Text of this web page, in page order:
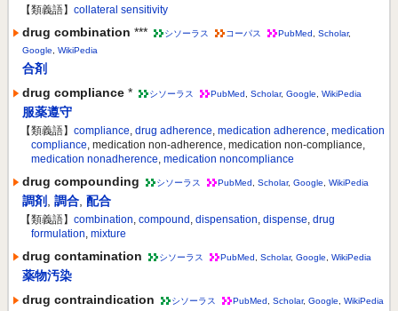
【類義語】 collateral sensitivity
drug combination *** シソーラス コーパス PubMed Scholar,
Google
WikiPedia
合剤
drug compliance * シソーラス PubMed Scholar, Google WikiPedia
服薬遵守
【類義語】 compliance, drug adherence, medication adherence, medication
compliance, medication non-adherence, medication non-compliance,
medication nonadherence, medication noncompliance
drug compounding シソーラス PubMed Scholar, Google WikiPedia
調剤 調合 配合
【類義語】 combination, compound , dispensation, dispense, drug
formulation, mixture
drug contamination シソーラス PubMed Scholar, Google WikiPedia
薬物汚染
drug contraindication
シソーラス PubMed Scholar, Google WikiPedia